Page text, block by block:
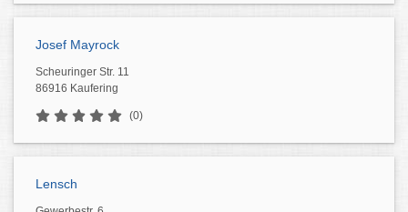
Josef Mayrock
Scheuringer Str. 11
86916 Kaufering
(0)
Lensch